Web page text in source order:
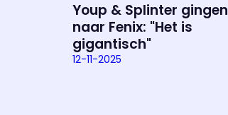
Youp & Splinter gingen
naar Fenix: "Het is
gigantisch"
12-11-2025